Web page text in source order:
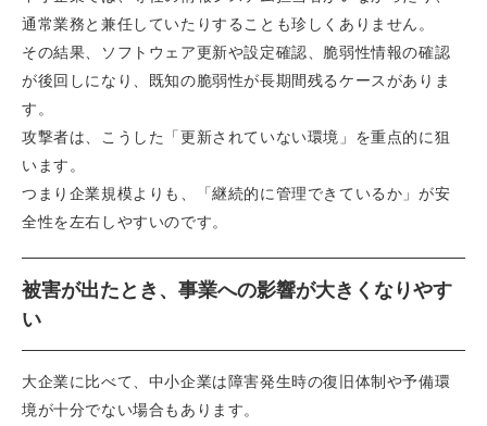
通常業務と兼任していたりすることも珍しくありません。
その結果、ソフトウェア更新や設定確認、脆弱性情報の確認
が後回しになり、既知の脆弱性が長期間残るケースがありま
す。
攻撃者は、こうした「更新されていない環境」を重点的に狙
います。
つまり企業規模よりも、「継続的に管理できているか」が安
全性を左右しやすいのです。
被害が出たとき、事業への影響が大きくなりやす
い
大企業に比べて、中小企業は障害発生時の復旧体制や予備環
境が十分でない場合もあります。